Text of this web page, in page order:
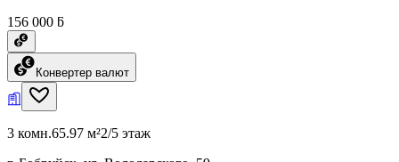
156 000 ƃ
Конвертер валют
3 комн.65.97 м²2/5 этаж